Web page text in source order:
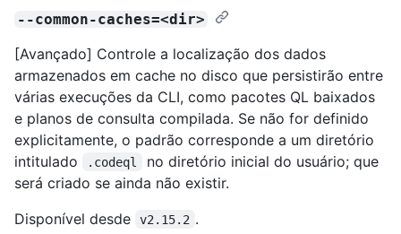
--common-caches=<dir>
[Avançado] Controle a localização dos dados
armazenados em cache no disco que persistirão entre
várias execuções da CLI, como pacotes QL baixados
e planos de consulta compilada. Se não for definido
explicitamente, o padrão corresponde a um diretório
intitulado
.codeql
no diretório inicial do usuário; que
será criado se ainda não existir.
Disponível desde
v2.15.2 .